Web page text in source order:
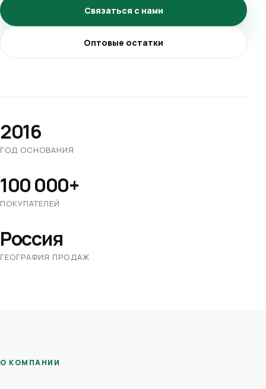
Связаться с нами
Оптовые остатки
2016
ГОД ОСНОВАНИЯ
100 000+
ПОКУПАТЕЛЕЙ
Россия
ГЕОГРАФИЯ ПРОДАЖ
О КОМПАНИИ